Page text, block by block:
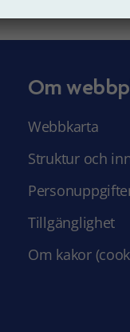
Om
Webbkarta
Struktur och
Tillgänglighet
Om kakor